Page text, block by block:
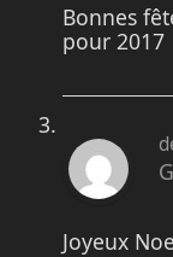
Bonnes
pour 2017
Joyeux